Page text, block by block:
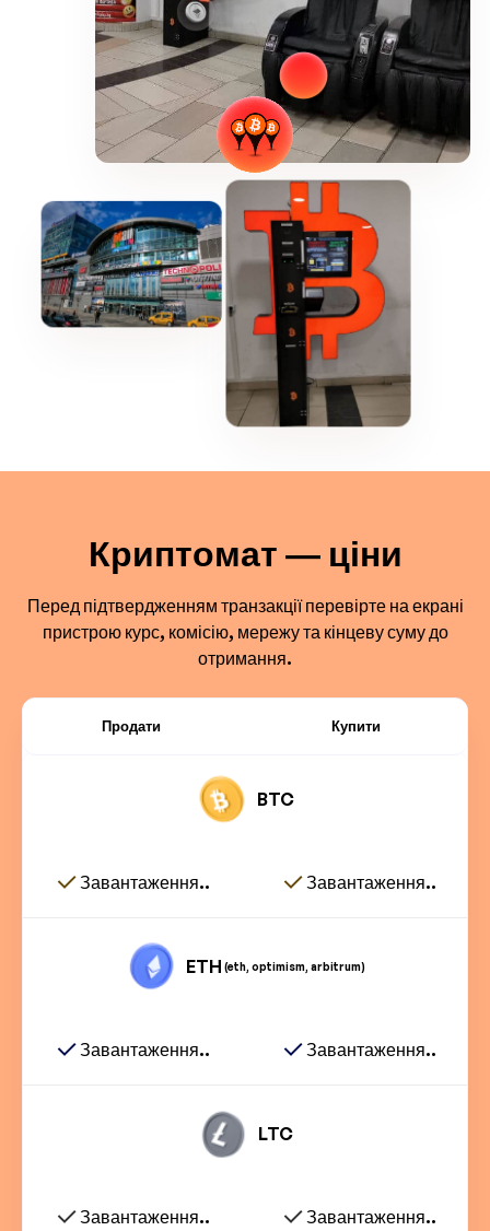
Криптомат — ціни
Перед підтвердженням транзакції перевірте на екрані
пристрою курс, комісію, мережу та кінцеву суму до
отримання.
Продати Купити
BTC
Завантаження.. Завантаження..
ETH (eth, optimism, arbitrum)
Завантаження.. Завантаження..
LTC
Завантаження.. Завантаження..